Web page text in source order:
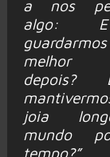
a nos
algo:
melhor
joia
mundo
tempo?”,